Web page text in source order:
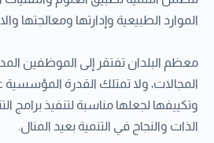
الموارد الطبيعية وإدارتها ومعالجتها
معظم البلدان تفتقر إلى الموظفين
المجالات، ولا تمتلك القدرة المؤسسية
وتكييفها لجعلها مناسبة لتنفيذ برامج
الذات والنجاح في التنمية بعيد المنال.